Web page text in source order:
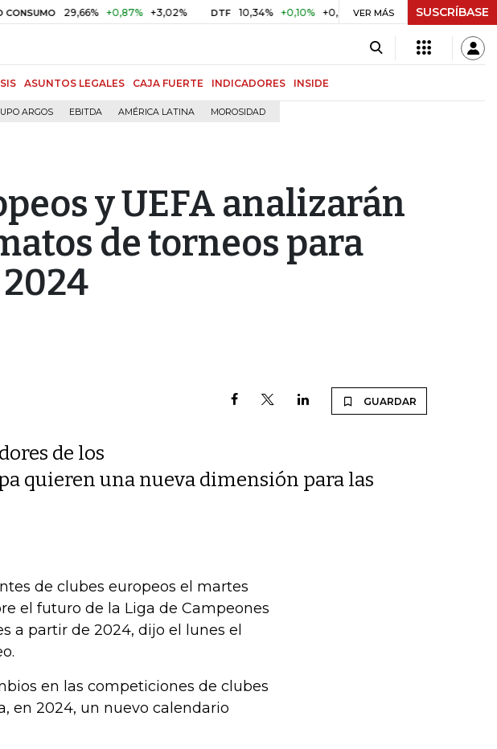
29,66% +0,87% +3,02% DTF 10,34% +0,10% +0,98% UVR $ 416,91 +$ 0,05 +0,01%
VER MÁS SUSCRÍBASE
ASUNTOS LEGALES CAJA FUERTE INDICADORES INSIDE
ARGOS EBITDA AMÉRICA LATINA MOROSIDAD
y UEFA analizarán
de torneos para
GUARDAR
de los
quieren una nueva dimensión para las
de clubes europeos el martes
el futuro de la Liga de Campeones
a partir de 2024, dijo el lunes el
en las competiciones de clubes
en 2024, un nuevo calendario